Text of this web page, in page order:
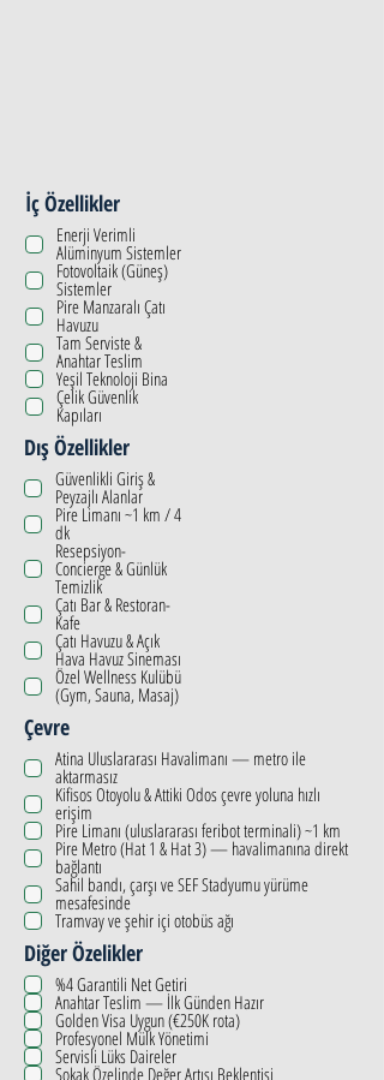
İç Özellikler
Enerji Verimli
Alüminyum Sistemler
Fotovoltaik (Güneş)
Sistemler
Pire Manzaralı Çatı
Havuzu
Tam Serviste &
Anahtar Teslim
Yeşil Teknoloji Bina
Çelik Güvenlik
Kapıları
Dış Özellikler
Güvenlikli Giriş &
Peyzajlı Alanlar
Pire Limanı ~1 km / 4
dk
Resepsiyon-
Concierge & Günlük
Temizlik
Çatı Bar & Restoran-
Kafe
Çatı Havuzu & Açık
Hava Havuz Sineması
Özel Wellness Kulübü
(Gym, Sauna, Masaj)
Çevre
Atina Uluslararası Havalimanı — metro ile
aktarmasız
Kifisos Otoyolu & Attiki Odos çevre yoluna hızlı
erişim
Pire Limanı (uluslararası feribot terminali) ~1 km
Pire Metro (Hat 1 & Hat 3) — havalimanına direkt
bağlantı
Sahil bandı, çarşı ve SEF Stadyumu yürüme
mesafesinde
Tramvay ve şehir içi otobüs ağı
Diğer Özelikler
%4 Garantili Net Getiri
Anahtar Teslim — İlk Günden Hazır
Golden Visa Uygun (€250K rota)
Profesyonel Mülk Yönetimi
Servisli Lüks Daireler
Sokak Özelinde Değer Artışı Beklentisi